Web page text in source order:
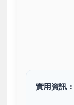
實用資訊：